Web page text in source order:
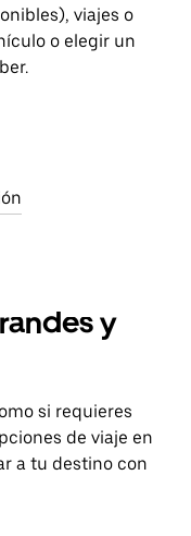
viajes o
o elegir un
y
si requieres
de viaje en
a tu destino con